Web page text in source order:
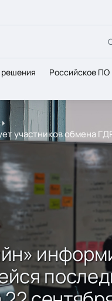
решения Российское ПО
участников обмена